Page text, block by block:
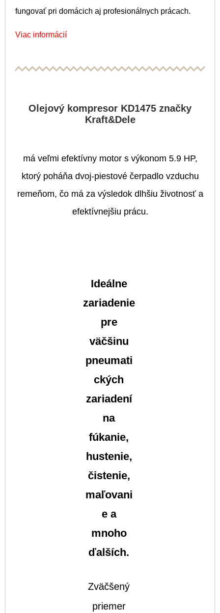
fungovať pri domácich aj profesionálnych prácach.
Viac informácií
Olejový kompresor KD1475 značky
Kraft&Dele
má veľmi efektívny motor s výkonom 5.9 HP,
ktorý poháňa dvoj-piestové čerpadlo vzduchu
remeňom, čo má za výsledok dlhšiu životnosť a
efektívnejšiu prácu.
Ideálne
zariadenie
pre
väčšinu
pneumati
ckých
zariadení
na
fúkanie,
hustenie,
čistenie,
maľovani
e a
mnoho
ďalších.
Zväčšený
priemer